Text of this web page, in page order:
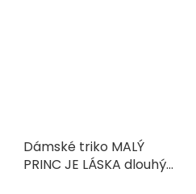
Dámské triko MALÝ
PRINC JE LÁSKA dlouhý